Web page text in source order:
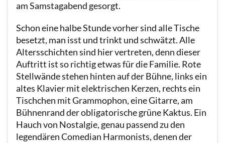
am Samstagabend gesorgt.
Schon eine halbe Stunde vorher sind alle Tische
besetzt, man isst und trinkt und schwätzt. Alle
Altersschichten sind hier vertreten, denn dieser
Auftritt ist so richtig etwas für die Familie. Rote
Stellwände stehen hinten auf der Bühne, links ein
altes Klavier mit elektrischen Kerzen, rechts ein
Tischchen mit Grammophon, eine Gitarre, am
Bühnenrand der obligatorische grüne Kaktus. Ein
Hauch von Nostalgie, genau passend zu den
legendären Comedian Harmonists, denen der